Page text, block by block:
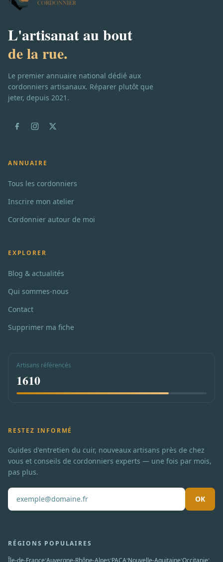
L'artisanat au bout
de la rue.
Le premier annuaire national dédié aux
cordonniers artisanaux. Réparer plutôt que
jeter, depuis 2021.
ANNUAIRE
Tous les cordonniers
Inscrire mon atelier
Cordonnier autour de moi
EXPLORER
Blog & actualités
Qui sommes-nous
Contact
Supprimer ma fiche
Artisans référencés
1610
RESTEZ INFORMÉ
Guides d'entretien du cuir, nouveaux artisans près de chez
vous et conseils de cordonniers experts — une fois par mois,
pas plus.
OK
RÉGIONS POPULAIRES
Île-de-France·Auvergne-Rhône-Alpes·PACA·Nouvelle-Aquitaine·Occitanie·